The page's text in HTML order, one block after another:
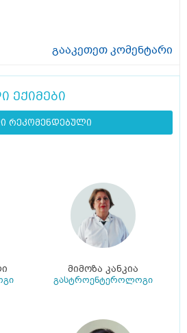
გააკეთეთ კომენტარი
ექიმები
რეკომენდებული
მიმოზა კანკია
გასტროენტეროლოგი